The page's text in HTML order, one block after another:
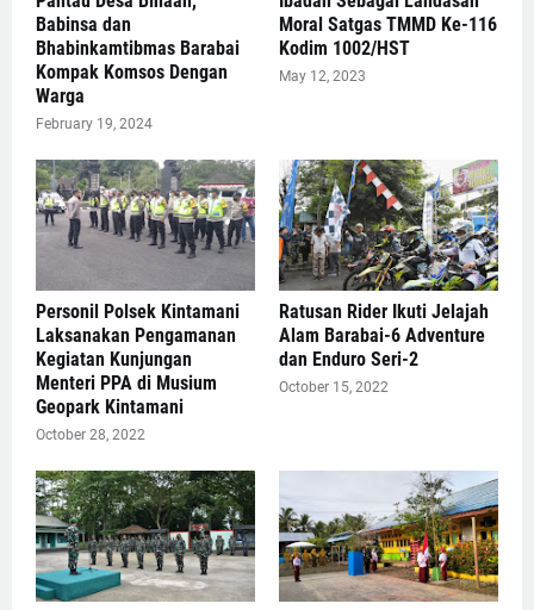
Babinsa dan
Bhabinkamtibmas Barabai
Kompak Komsos Dengan
Warga
February 19, 2024
Moral Satgas TMMD Ke-116
Kodim 1002/HST
May 12, 2023
Personil Polsek Kintamani
Laksanakan Pengamanan
Kegiatan Kunjungan
Menteri PPA di Musium
Geopark Kintamani
October 28, 2022
Ratusan Rider Ikuti Jelajah
Alam Barabai-6 Adventure
dan Enduro Seri-2
October 15, 2022